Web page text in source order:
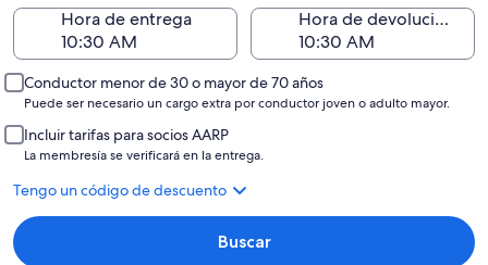
Hora de entrega
Hora de devolución
Conductor menor de 30 o mayor de 70 años
Puede ser necesario un cargo extra por conductor joven o adulto mayor.
Incluir tarifas para socios AARP
La membresía se verificará en la entrega.
Tengo un código de descuento
Buscar